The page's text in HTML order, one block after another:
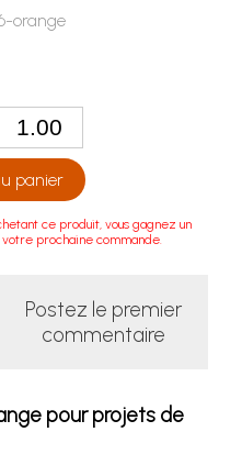
orange
panier
ce produit, vous gagnez un
prochaine commande.
Postez le premier
commentaire
pour projets de